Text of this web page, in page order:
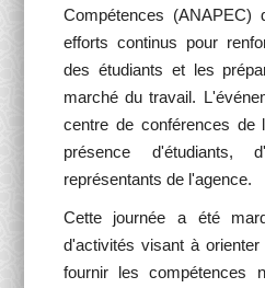
Compétences
efforts continus pour
des étudiants et les
marché du travail.
centre de conférences de
présence d'étudiants,
représentants de l'agence.
Cette journée a été
d'activités visant à
fournir les compétences